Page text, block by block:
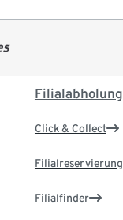
Filialabholung
Click & Collect
Filialreservierung
Filialfinder